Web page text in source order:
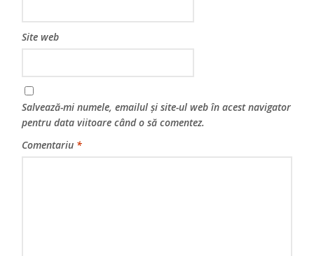
Site web
Salvează-mi numele, emailul și site-ul web în acest navigator
pentru data viitoare când o să comentez.
Comentariu *